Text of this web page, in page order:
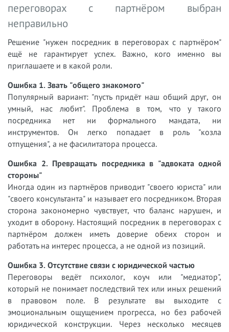
переговорах с партнёром выбран
неправильно
Решение "нужен посредник в переговорах с партнёром"
ещё не гарантирует успех. Важно, кого именно вы
приглашаете и в какой роли.
Ошибка 1. Звать "общего знакомого"
Популярный вариант: "пусть придёт наш общий друг, он
умный, нас любит". Проблема в том, что у такого
посредника нет ни формального мандата, ни
инструментов. Он легко попадает в роль "козла
отпущения", а не фасилитатора процесса.
Ошибка 2. Превращать посредника в "адвоката одной
стороны"
Иногда один из партнёров приводит "своего юриста" или
"своего консультанта" и называет его посредником. Вторая
сторона закономерно чувствует, что баланс нарушен, и
уходит в оборону. Настоящий посредник в переговорах с
партнёром должен иметь доверие обеих сторон и
работать на интерес процесса, а не одной из позиций.
Ошибка 3. Отсутствие связи с юридической частью
Переговоры ведёт психолог, коуч или "медиатор",
который не понимает последствий тех или иных решений
в правовом поле. В результате вы выходите с
эмоциональным ощущением прогресса, но без рабочей
юридической конструкции. Через несколько месяцев